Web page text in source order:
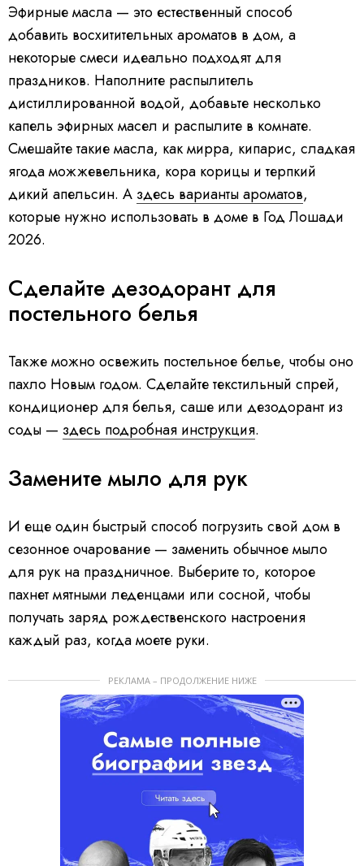
Эфирные масла — это естественный способ
добавить восхитительных ароматов в дом, а
некоторые смеси идеально подходят для
праздников. Наполните распылитель
дистиллированной водой, добавьте несколько
капель эфирных масел и распылите в комнате.
Смешайте такие масла, как мирра, кипарис, сладкая
ягода можжевельника, кора корицы и терпкий
дикий апельсин. А здесь варианты ароматов,
которые нужно использовать в доме в Год Лошади
2026.
Сделайте дезодорант для
постельного белья
Также можно освежить постельное белье, чтобы оно
пахло Новым годом. Сделайте текстильный спрей,
кондиционер для белья, саше или дезодорант из
соды — здесь подробная инструкция.
Замените мыло для рук
И еще один быстрый способ погрузить свой дом в
сезонное очарование — заменить обычное мыло
для рук на праздничное. Выберите то, которое
пахнет мятными леденцами или сосной, чтобы
получать заряд рождественского настроения
каждый раз, когда моете руки.
РЕКЛАМА – ПРОДОЛЖЕНИЕ НИЖЕ